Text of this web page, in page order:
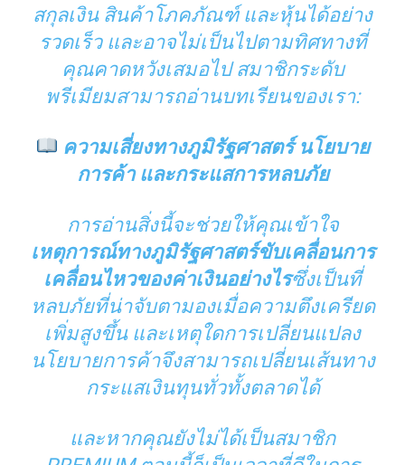
สกุลเงิน สินค้าโภคภัณฑ์ และหุ้นได้อย่าง
รวดเร็ว และอาจไม่เป็นไปตามทิศทางที่
คุณคาดหวังเสมอไป สมาชิกระดับ
พรีเมียมสามารถอ่านบทเรียนของเรา:
ความเสี่ยงทางภูมิรัฐศาสตร์ นโยบาย
การค้า และกระแสการหลบภัย
การอ่านสิ่งนี้จะช่วยให้คุณเข้าใจ
เหตุการณ์ทางภูมิรัฐศาสตร์ขับเคลื่อนการ
เคลื่อนไหวของค่าเงินอย่างไรซึ่งเป็นที่
หลบภัยที่น่าจับตามองเมื่อความตึงเครียด
เพิ่มสูงขึ้น และเหตุใดการเปลี่ยนแปลง
นโยบายการค้าจึงสามารถเปลี่ยนเส้นทาง
กระแสเงินทุนทั่วทั้งตลาดได้
และหากคุณยังไม่ได้เป็นสมาชิก